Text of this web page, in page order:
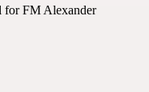
FM Alexander